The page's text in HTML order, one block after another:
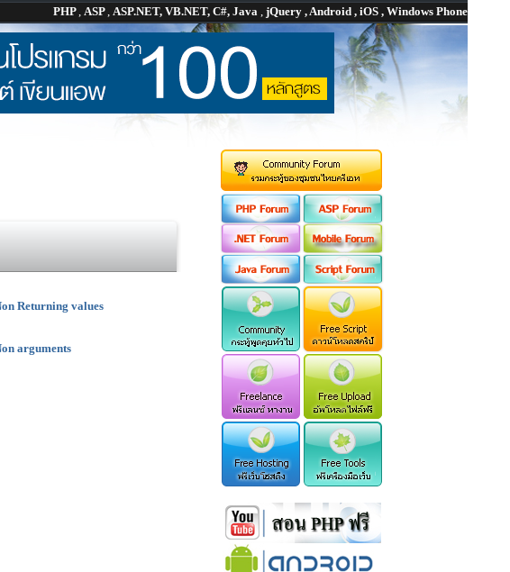
PHP, ASP, ASP.NET, VB.NET, C#, Java , jQuery , Android , iOS , Windows Phone
Returning values
arguments